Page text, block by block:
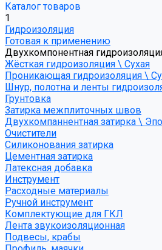
Каталог товаров
1
Гидроизоляция
Готовая к применению
Двухкомпонентная
Жёсткая гидроизоляция \ Сухая
Проникающая гидроизоляция \
Шнур, полотна и ленты
Грунтовка
Затирка межплиточных швов
Двухкомпаннентная затирка \
Очистители
Силиконования затирка
Цементная затирка
Латексная добавка
Инструмент
Расходные материалы
Ручной инструмент
Комплектующие для ГКЛ
Лента звукоизоляционная
Подвесы, крабы